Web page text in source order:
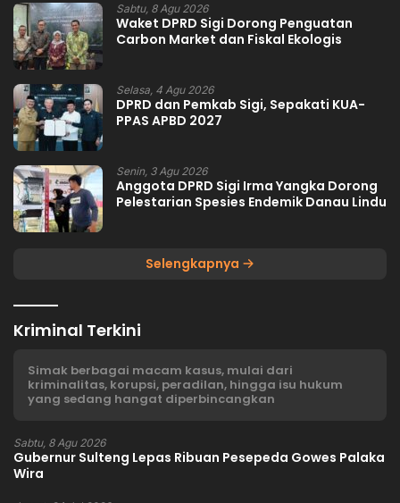
Sabtu, 8 Agu 2026
Waket DPRD Sigi Dorong Penguatan
Carbon Market dan Fiskal Ekologis
Selasa, 4 Agu 2026
DPRD dan Pemkab Sigi, Sepakati KUA-
PPAS APBD 2027
Senin, 3 Agu 2026
Anggota DPRD Sigi Irma Yangka Dorong
Pelestarian Spesies Endemik Danau Lindu
Selengkapnya
Kriminal Terkini
Simak berbagai macam kasus, mulai dari
kriminalitas, korupsi, peradilan, hingga isu hukum
yang sedang hangat diperbincangkan
Sabtu, 8 Agu 2026
Gubernur Sulteng Lepas Ribuan Pesepeda Gowes Palaka
Wira